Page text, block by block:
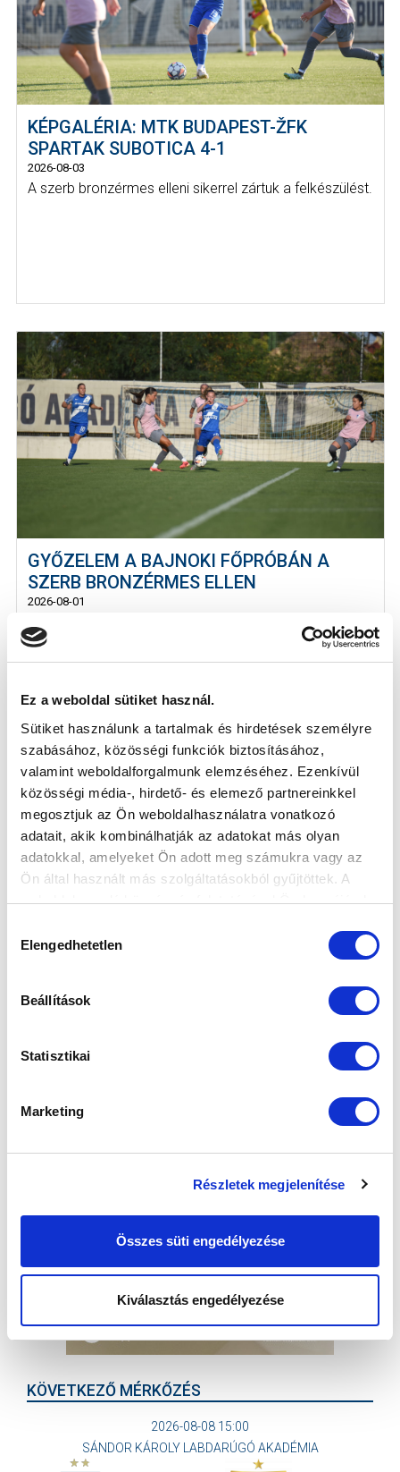
Ez a weboldal sütiket használ.
Sütiket használunk a tartalmak és hirdetések személyre
szabásához, közösségi funkciók biztosításához,
valamint weboldalforgalmunk elemzéséhez. Ezenkívül
közösségi média-, hirdető- és elemező partnereinkkel
megosztjuk az Ön weboldalhasználatra vonatkozó
adatait, akik kombinálhatják az adatokat más olyan
adatokkal, amelyeket Ön adott meg számukra vagy az
Ön által használt más szolgáltatásokból gyűjtöttek. A
weboldalon való böngészés folytatásával Ön hozzájárul a
kiválasztása
Elengedhetetlen
Beállítások
Statisztikai
Marketing
Részletek megjelenítése
Összes süti engedélyezése
Kiválasztás engedélyezése
KÉPGALÉRIA: MTK BUDAPEST-ŽFK
SPARTAK SUBOTICA 4-1
2026-08-03
A szerb bronzérmes elleni sikerrel zártuk a felkészülést.
GYŐZELEM A BAJNOKI FŐPRÓBÁN A
SZERB BRONZÉRMES ELLEN
2026-08-01
szabadkai alakulat ellen.
KÖVETKEZŐ MÉRKŐZÉS
2026-08-08 15:00
SÁNDOR KÁROLY LABDARÚGÓ AKADÉMIA